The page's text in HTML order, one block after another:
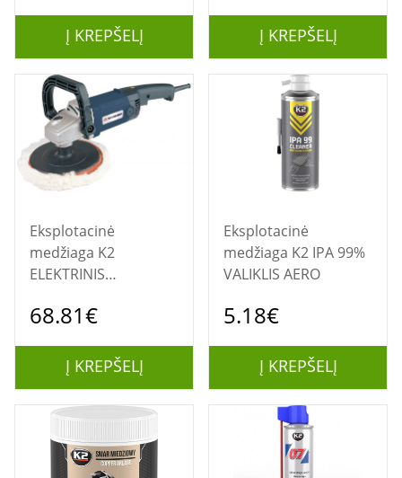
Į KREPŠELĮ Į KREPŠELĮ
Eksplotacinė
medžiaga K2
ELEKTRINIS
MASNER
68.81€
Į KREPŠELĮ
Eksplotacinė
medžiaga K2 IPA 99%
VALIKLIS AERO
5.18€
Į KREPŠELĮ